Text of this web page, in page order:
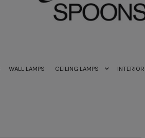
WALL LAMPS CEILING LAMPS INTERIOR